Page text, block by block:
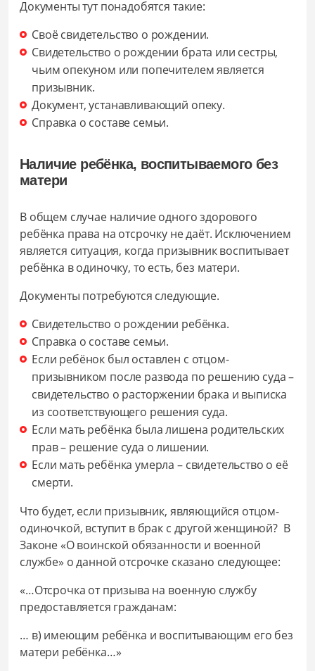
Документы тут понадобятся такие:
Своё свидетельство о рождении.
Свидетельство о рождении брата или сестры,
чьим опекуном или попечителем является
призывник.
Документ, устанавливающий опеку.
Справка о составе семьи.
Наличие ребёнка, воспитываемого без
матери
В общем случае наличие одного здорового
ребёнка права на отсрочку не даёт. Исключением
является ситуация, когда призывник воспитывает
ребёнка в одиночку, то есть, без матери.
Документы потребуются следующие.
Свидетельство о рождении ребёнка.
Справка о составе семьи.
Если ребёнок был оставлен с отцом-
призывником после развода по решению суда –
свидетельство о расторжении брака и выписка
из соответствующего решения суда.
Если мать ребёнка была лишена родительских
прав – решение суда о лишении.
Если мать ребёнка умерла – свидетельство о её
смерти.
Что будет, если призывник, являющийся отцом-
одиночкой, вступит в брак с другой женщиной? В
Законе «О воинской обязанности и военной
службе» о данной отсрочке сказано следующее:
«…Отсрочка от призыва на военную службу
предоставляется гражданам:
… в) имеющим ребёнка и воспитывающим его без
матери ребёнка…»